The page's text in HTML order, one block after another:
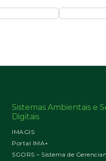
Sistemas Ambientais e
Digitais
IMAGIS
Portal IMA+
SGORS – Sistema de